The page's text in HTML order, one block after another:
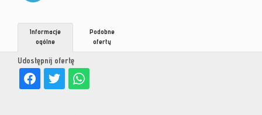
Udostępnij ofertę
Informacje
ogólne
Podobne
oferty